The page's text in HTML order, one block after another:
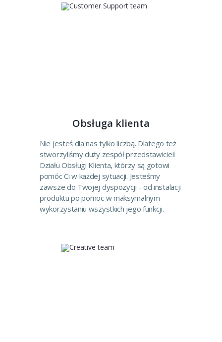
Obsługa klienta
Nie jesteś dla nas tylko liczbą. Dlatego też
stworzyliśmy duży zespół przedstawicieli
Działu Obsługi Klienta, którzy są gotowi
pomóc Ci w każdej sytuacji. Jesteśmy
zawsze do Twojej dyspozycji - od instalacji
produktu po pomoc w maksymalnym
wykorzystaniu wszystkich jego funkcji.